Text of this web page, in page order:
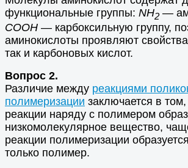
функциональные группы: NH2 —
СООН — карбоксильную группу,
аминокислоты проявляют
так и карбоновых кислот.
Вопрос 2.
Различие между реакциями
полимеризации заключается в
реакции наряду с полимером
низкомолекулярное вещество,
реакции полимеризации образуется
только полимер.